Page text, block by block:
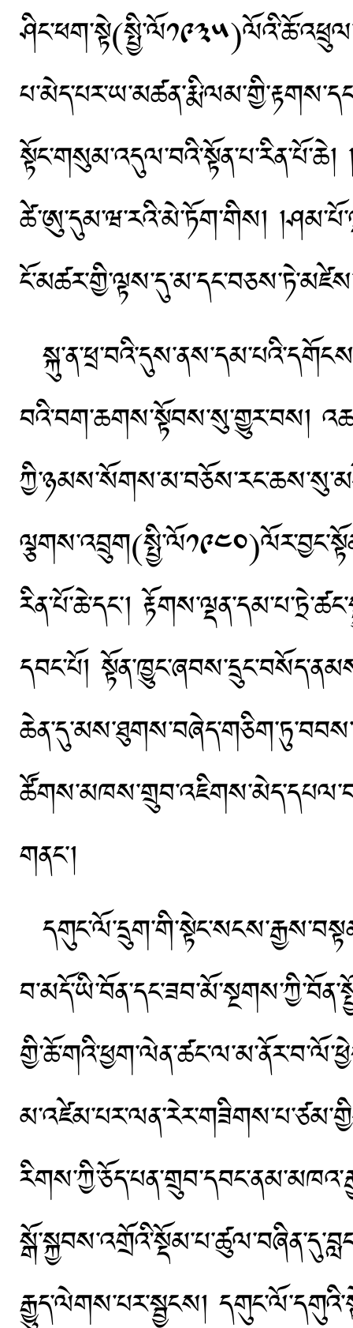
ཚེ་ཨུ་དུམ་ཝ་རའི་མེ་ཏོག་གིས།
བའི་བག་ཆགས་སྟོབས་སུ་གྱུར་བས།
རིན་པོ་ཆེ་དང༌།
དབང་པོ།
གནང༌།
རྒྱུད་ལེགས་པར་སྦྱངས།